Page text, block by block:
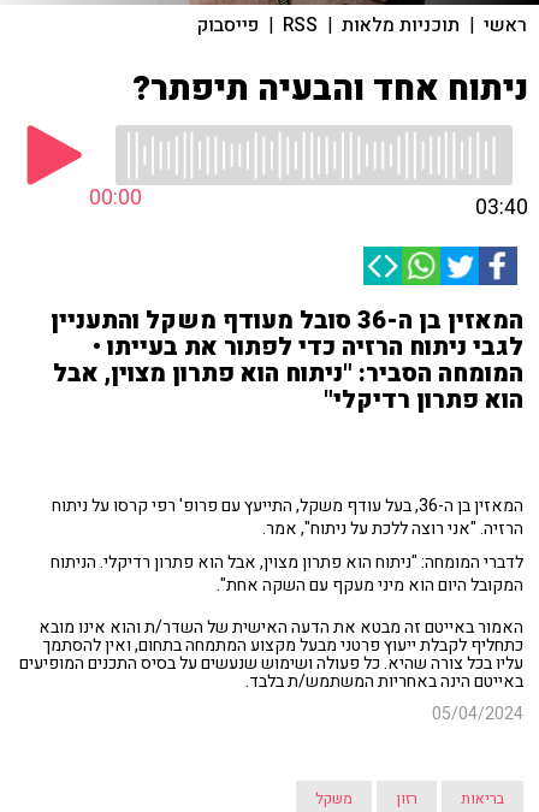
ראשי | תוכניות מלאות |
RSS
| פייסבוק
ניתוח אחד והבעיה תיפתר?
00:00 03:40
המאזין בן ה-36 סובל מעודף משקל והתעניין
לגבי ניתוח הרזיה כדי לפתור את בעייתו •
המומחה הסביר: "ניתוח הוא פתרון מצוין, אבל
הוא פתרון רדיקלי"
המאזין בן ה-36, בעל עודף משקל, התייעץ עם פרופ' רפי קרסו על ניתוח
הרזיה. "אני רוצה ללכת על ניתוח", אמר.
לדברי המומחה: "ניתוח הוא פתרון מצוין, אבל הוא פתרון רדיקלי. הניתוח
המקובל היום הוא מיני מעקף עם השקה אחת".
האמור באייטם זה מבטא את הדעה האישית של השדר/ת והוא אינו מובא
כתחליף לקבלת ייעוץ פרטני מבעל מקצוע המתמחה בתחום, ואין להסתמך
עליו בכל צורה שהיא. כל פעולה ושימוש שנעשים על בסיס התכנים המופיעים
באייטם הינה באחריות המשתמש/ת בלבד.
05/04/2024
בריאות רזון משקל